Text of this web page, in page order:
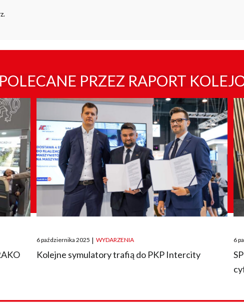
POLECANE PRZEZ RAPORT
Posted
on
6 października 2025 | WYDARZENIA
Kolejne symulatory trafią do PKP Intercity
on
6